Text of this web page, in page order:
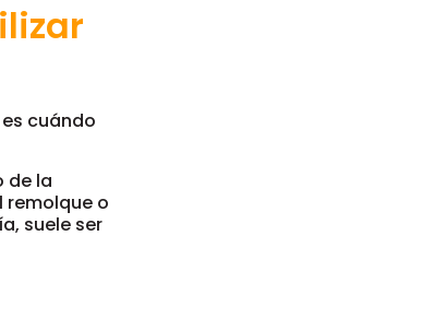
cuándo
de la
remolque o
suele ser